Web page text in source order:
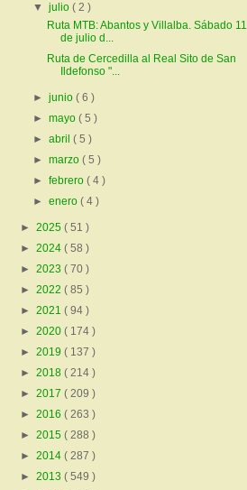
▼julio( 2 )
Ruta MTB: Abantos y Villalba. Sábado 11
de julio d...
Ruta de Cercedilla al Real Sito de San
Ildefonso "...
►junio( 6 )
►mayo( 5 )
►abril( 5 )
►marzo( 5 )
►febrero( 4 )
►enero( 4 )
► 2025 ( 51 )
► 2024 ( 58 )
► 2023 ( 70 )
► 2022 ( 85 )
► 2021 ( 94 )
► 2020 ( 174 )
► 2019 ( 137 )
► 2018 ( 214 )
► 2017 ( 209 )
► 2016 ( 263 )
► 2015 ( 288 )
► 2014 ( 287 )
► 2013 ( 549 )